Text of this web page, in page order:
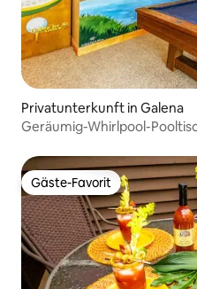
Privatunterkunft in Galena
Geräumig-Whirlpool-
Gäste-Favorit
Gäste-Favorit